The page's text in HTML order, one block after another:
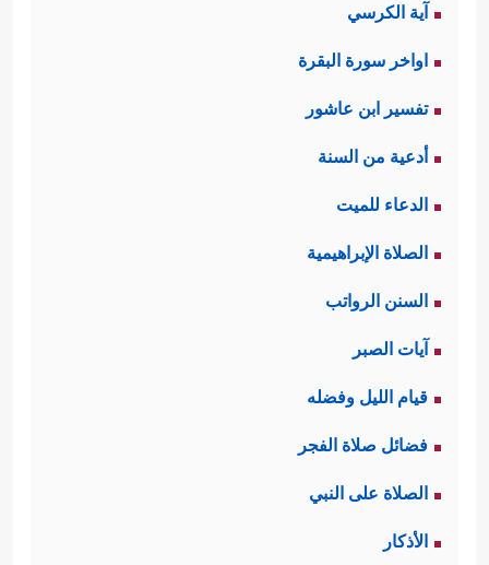
آية الكرسي
اواخر سورة البقرة
تفسير ابن عاشور
أدعية من السنة
الدعاء للميت
الصلاة الإبراهيمية
السنن الرواتب
آيات الصبر
قيام الليل وفضله
فضائل صلاة الفجر
الصلاة على النبي
الأذكار